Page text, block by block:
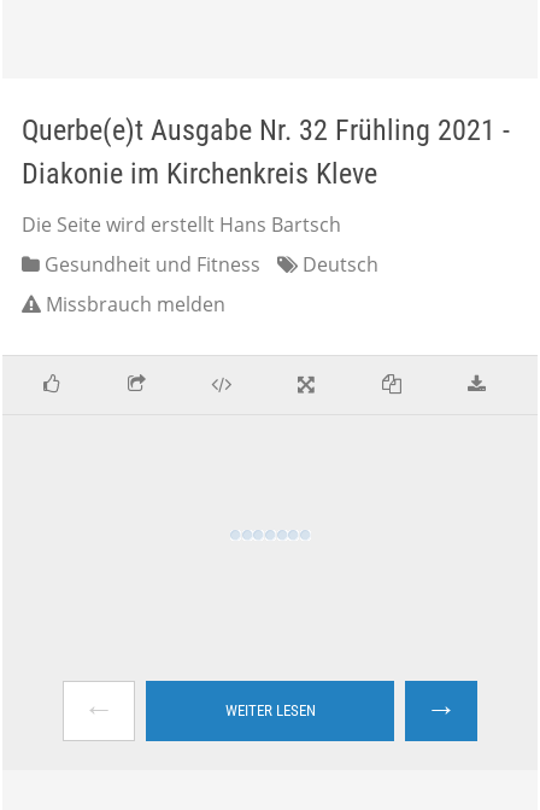
Querbe(e)t Ausgabe Nr. 32 Frühling 2021 -
Diakonie im Kirchenkreis Kleve
Die Seite wird erstellt Hans Bartsch
Gesundheit und Fitness
Deutsch
Missbrauch melden
← WEITER LESEN →